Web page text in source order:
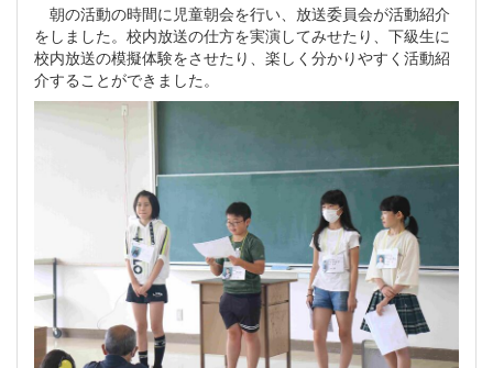
朝の活動の時間に児童朝会を行い、放送委員会が活動紹介
をしました。校内放送の仕方を実演してみせたり、下級生に
校内放送の模擬体験をさせたり、楽しく分かりやすく活動紹
介することができました。